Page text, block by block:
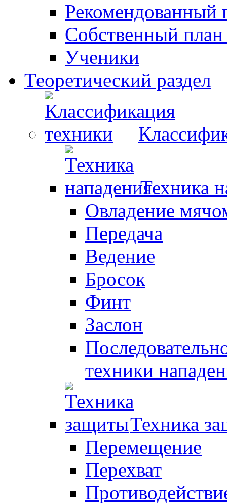
Рекомендованный
Собственный
Ученики
Теоретический раздел
Техника
Овладение
Передача
Ведение
Бросок
Финт
Заслон
техники
Техника
Перемещение
Перехват